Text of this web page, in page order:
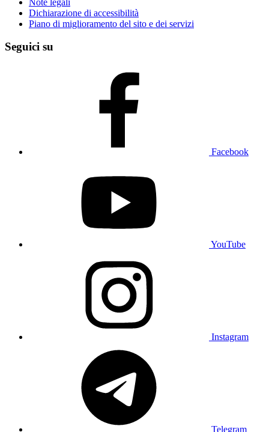
Dichiarazione di accessibilità
Piano di miglioramento del sito e dei servizi
Seguici su
Facebook
YouTube
Instagram
Telegram